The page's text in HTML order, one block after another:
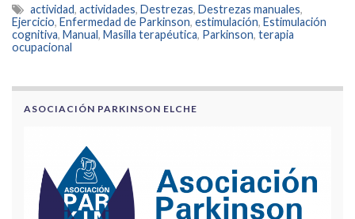
actividad, actividades, Destrezas, Destrezas manuales,
Ejercicio, Enfermedad de Parkinson, estimulación, Estimulación
cognitiva, Manual, Masilla terapéutica, Parkinson, terapia
ocupacional
ASOCIACIÓN PARKINSON ELCHE